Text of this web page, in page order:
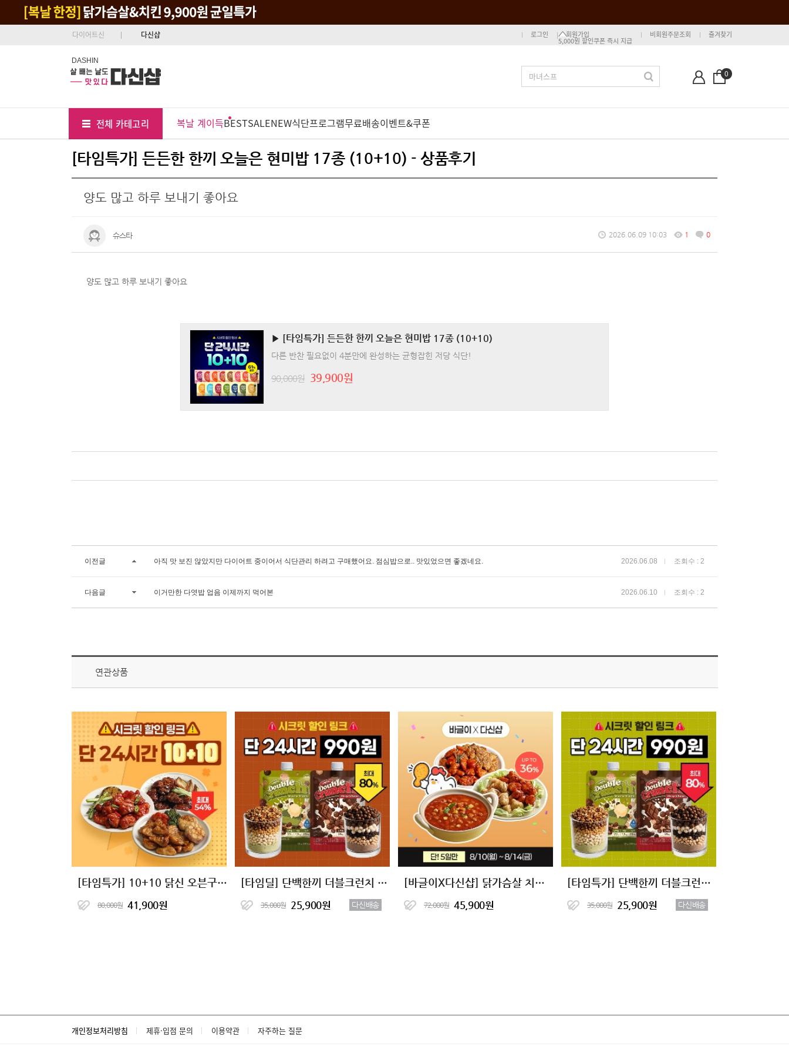
다이어트신 다신샵 로그인 회원가입
5,000원 할인쿠폰 즉시 지급
비회원주문조회 즐겨찾기
DASHIN
0
전체 카테고리 복날 계이득BESTSALENEW식단프로그램무료배송이벤트&쿠폰
[타임특가] 든든한 한끼 오늘은 현미밥 17종 (10+10) - 상품후기
양도 많고 하루 보내기 좋아요
슈스타 2026.06.09 10:03 1 0
양도 많고 하루 보내기 좋아요
▶ [타임특가] 든든한 한끼 오늘은 현미밥 17종 (10+10)
다른 반찬 필요없이 4분만에 완성하는 균형잡힌 저당 식단!
90,000원 39,900원
이전글 아직 맛 보진 않았지만 다이어트 중이어서 식단관리 하려고 구매했어요. 점심밥으로.. 맛있었으면 좋겠네요. 2026.06.08 조회수 : 2
다음글 이거만한 다엿밥 업음 이제까지 먹어본 2026.06.10 조회수 : 2
연관상품
[타임특가] 10+10 닭신 오븐구이 닭안심살&닭가슴살 16종 골라담기
80,000원 41,900원
[타임딜] 단백한끼 더블크런치 단백질쉐이크 2종 (7+7)
35,000원 25,900원 다신배송
[바글이X다신샵] 닭가슴살 치킨&마녀스프 10종 단독핫딜
72,000원 45,900원
[타임특가] 단백한끼 더블크런치 단백질쉐이크 2종 (7+7)
35,000원 25,900원 다신배송
개인정보처리방침 제휴·입점 문의 이용약관 자주하는 질문